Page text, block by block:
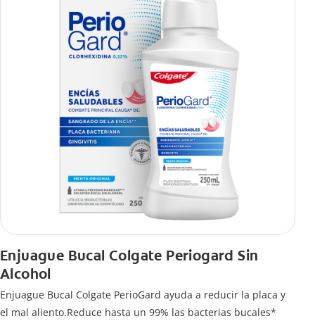
Enjuague Bucal Colgate Periogard Sin
Alcohol
Enjuague Bucal Colgate PerioGard ayuda a reducir la placa y
el mal aliento.Reduce hasta un 99% las bacterias bucales*